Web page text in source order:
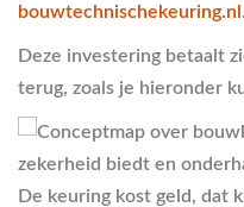
bouwtechnischekeuring.nl.
Deze investering betaalt
terug, zoals je hieronder
De keuring kost geld, dat